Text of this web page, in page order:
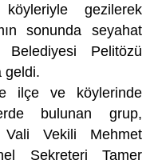
gezilerek
sonunda seyahat
Belediyesi Pelitözü
geldi.
ilçe ve köylerinde
bulunan grup,
Vekili Mehmet
Sekreteri Tamer